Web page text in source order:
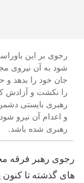
رجوی بر این
شود به آن نیروی
جان خود را بدهد و
را نکشت و آزادش
رهبری بایستی
و اعدام آن نیرو
رهبری شده باشد.
رجوی رهبر فرقه
های گذشته تا کنون